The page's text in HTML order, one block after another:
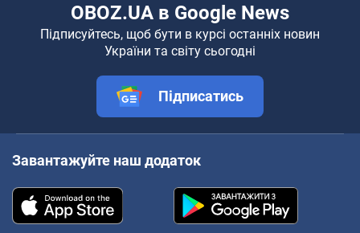
OBOZ.UA в Google News
Підписуйтесь, щоб бути в курсі останніх новин
України та світу сьогодні
Підписатись
Завантажуйте наш додаток